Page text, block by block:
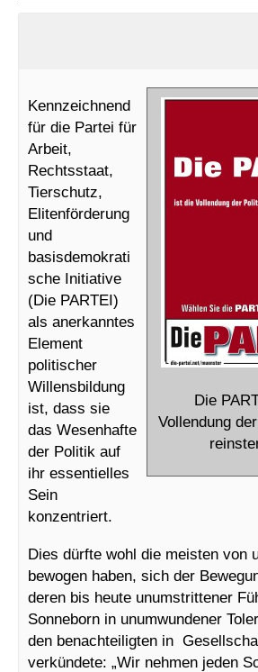
Die
Vollendung
Kennzeichnend
für die Partei für
Arbeit,
Rechtsstaat,
Tierschutz,
Elitenförderung
und
basisdemokrati
sche Initiative
(Die PARTEI)
als anerkanntes
Element
politischer
Willensbildung
ist, dass sie
das Wesenhafte
der Politik auf
ihr essentielles
Sein
konzentriert.
Dies dürfte wohl die meisten von
bewogen haben, sich der
deren bis heute unumstrittener
Sonneborn in unumwundener
den benachteiligten in
verkündete: „Wir nehmen jeden